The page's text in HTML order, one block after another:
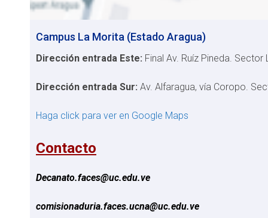
Campus La Morita (Estado Aragua)
Dirección entrada Este: Final Av. Ruíz Pineda.
Dirección entrada Sur: Av. Alfaragua, vía Coropo.
Haga click para ver en Google Maps
Contacto
Decanato.faces@uc.edu.ve
comisionaduria.faces.ucna@uc.edu.ve